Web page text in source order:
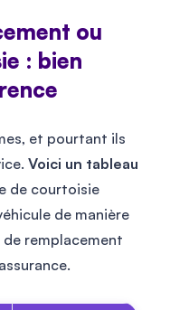
ou
: bien
et pourtant ils
Voici un tableau
de courtoisie
de manière
remplacement